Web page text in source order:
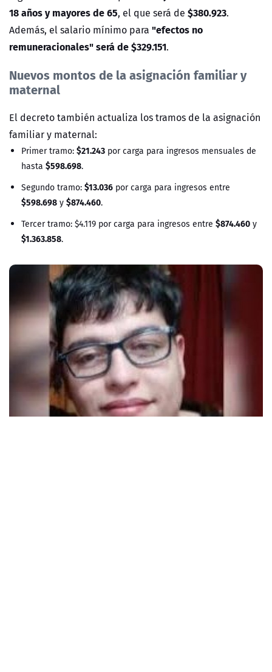
18 años y mayores de 65, el que será de $380.923.
Además, el salario mínimo para "efectos no
remuneracionales" será de $329.151.
Nuevos montos de la asignación familiar y
maternal
El decreto también actualiza los tramos de la asignación
familiar y maternal:
Primer tramo: $21.243 por carga para ingresos mensuales de
hasta $598.698.
Segundo tramo: $13.036 por carga para ingresos entre
$598.698 y $874.460.
Tercer tramo: $4.119 por carga para ingresos entre $874.460 y
$1.363.858.